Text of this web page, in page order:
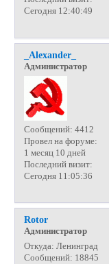
Сегодня 12:40:49
_Alexander_
Администратор
Сообщений: 4412
Провел на форуме:
1 месяц 10 дней
Последний визит:
Сегодня 11:05:36
Rotor
Администратор
Откуда: Ленинград
Сообщений: 18845